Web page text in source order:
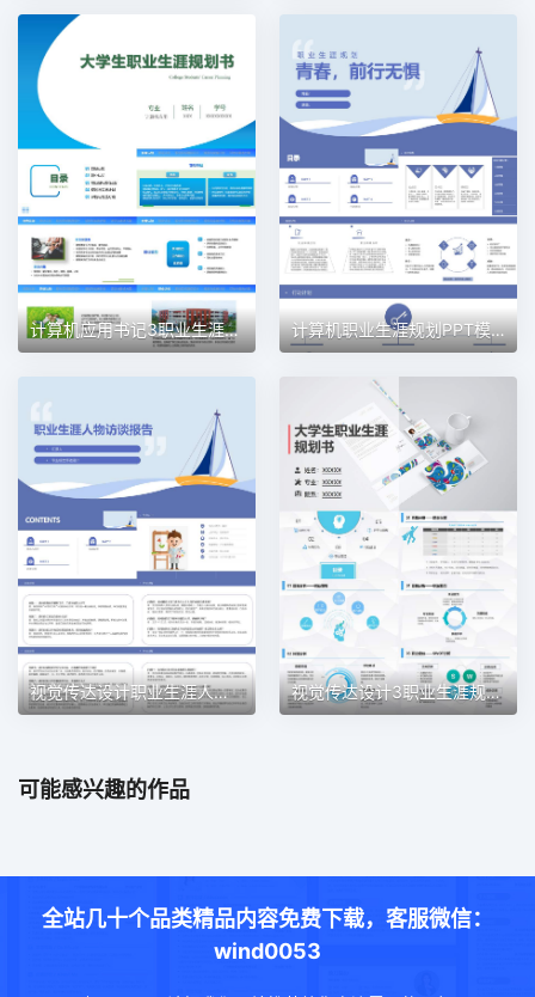
计算机应用书记3职业生涯规划PPT模板 计算机职业生涯规划PPT模板
视觉传达设计职业生涯人物访谈职业生涯规划PPT模板 视觉传达设计3职业生涯规划PPT模板
可能感兴趣的作品
全站几十个品类精品内容免费下载，客服微信：
wind0053